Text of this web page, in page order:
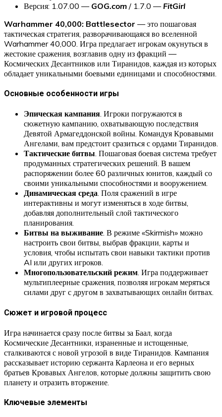
Версия: 1.07.00 — GOG.com / 1.7.0 — FitGirl
Warhammer 40,000: Battlesector — это пошаговая
тактическая стратегия, разворачивающаяся во вселенной
Warhammer 40,000. Игра предлагает игрокам окунуться в
жестокие сражения, возглавив одну из фракций —
Космических Десантников или Тиранидов, каждая из которых
обладает уникальными боевыми единицами и способностями.
Основные особенности игры
Эпическая кампания. Игроки погружаются в
сюжетную кампанию, охватывающую последствия
Девятой Армагеддонской войны. Командуя Кровавыми
Ангелами, вам предстоит сразиться с ордами Тиранидов.
Тактические битвы. Пошаговая боевая система требует
продуманных стратегических решений. В вашем
распоряжении более 60 различных юнитов, каждый со
своими уникальными способностями и вооружением.
Динамическая среда. Поля сражений в игре
интерактивны и могут изменяться в ходе битвы,
добавляя дополнительный слой тактического
планирования.
Битвы на выживание. В режиме «Skirmish» можно
настроить свои битвы, выбрав фракции, карты и
условия, чтобы испытать свои навыки тактики против
AI или других игроков.
Многопользовательский режим. Игра поддерживает
мультиплеерные сражения, позволяя игрокам меряться
силами друг с другом в захватывающих онлайн битвах.
Сюжет и игровой процесс
Игра начинается сразу после битвы за Баал, когда
Космические Десантники, израненные и истощенные,
сталкиваются с новой угрозой в виде Тиранидов. Кампания
рассказывает историю сержанта Карлеона и его верных
братьев Кровавых Ангелов, которые должны защитить свою
планету и отразить вторжение.
Ключевые элементы